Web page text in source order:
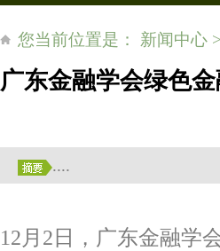
您当前位置是： 新闻中心
广东金融学会绿色
....
12 月 2 日，广东金融学